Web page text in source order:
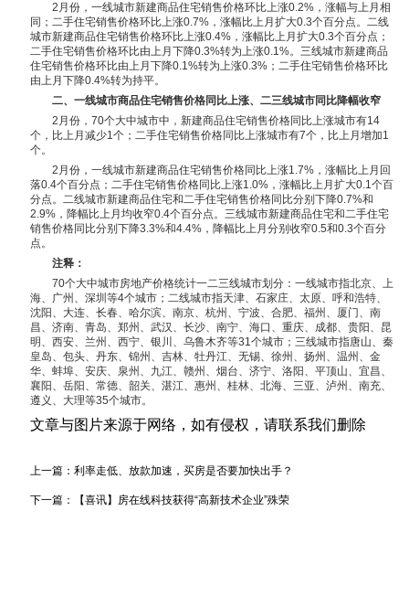
2月份，一线城市新建商品住宅销售价格环比上涨0.2%，涨幅与上月相
同；二手住宅销售价格环比上涨0.7%，涨幅比上月扩大0.3个百分点。二线
城市新建商品住宅销售价格环比上涨0.4%，涨幅比上月扩大0.3个百分点；
二手住宅销售价格环比由上月下降0.3%转为上涨0.1%。三线城市新建商品
住宅销售价格环比由上月下降0.1%转为上涨0.3%；二手住宅销售价格环比
由上月下降0.4%转为持平。
二、一线城市商品住宅销售价格同比上涨、二三线城市同比降幅收窄
2月份，70个大中城市中，新建商品住宅销售价格同比上涨城市有14
个，比上月减少1个；二手住宅销售价格同比上涨城市有7个，比上月增加1
个。
2月份，一线城市新建商品住宅销售价格同比上涨1.7%，涨幅比上月回
落0.4个百分点；二手住宅销售价格同比上涨1.0%，涨幅比上月扩大0.1个百
分点。二线城市新建商品住宅和二手住宅销售价格同比分别下降0.7%和
2.9%，降幅比上月均收窄0.4个百分点。三线城市新建商品住宅和二手住宅
销售价格同比分别下降3.3%和4.4%，降幅比上月分别收窄0.5和0.3个百分
点。
注释：
70个大中城市房地产价格统计一二三线城市划分：一线城市指北京、上
海、广州、深圳等4个城市；二线城市指天津、石家庄、太原、呼和浩特、
沈阳、大连、长春、哈尔滨、南京、杭州、宁波、合肥、福州、厦门、南
昌、济南、青岛、郑州、武汉、长沙、南宁、海口、重庆、成都、贵阳、昆
明、西安、兰州、西宁、银川、乌鲁木齐等31个城市；三线城市指唐山、秦
皇岛、包头、丹东、锦州、吉林、牡丹江、无锡、徐州、扬州、温州、金
华、蚌埠、安庆、泉州、九江、赣州、烟台、济宁、洛阳、平顶山、宜昌、
襄阳、岳阳、常德、韶关、湛江、惠州、桂林、北海、三亚、泸州、南充、
遵义、大理等35个城市。
文章与图片来源于网络，如有侵权，请联系我们删除
上一篇： 利率走低、放款加速，买房是否要加快出手？
下一篇： 【喜讯】房在线科技获得“高新技术企业”殊荣